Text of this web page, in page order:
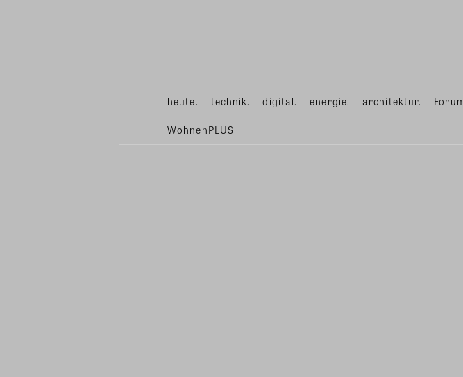
heute. technik. digital. energie. architektur.
WohnenPLUS